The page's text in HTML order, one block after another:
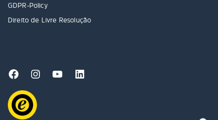
GDPR-Policy
Direito de Livre Resolução